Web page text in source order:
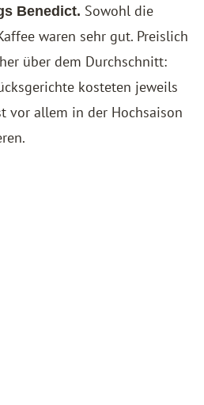
Benedict. Sowohl die
waren sehr gut. Preislich
über dem Durchschnitt:
kosteten jeweils
vor allem in der Hochsaison